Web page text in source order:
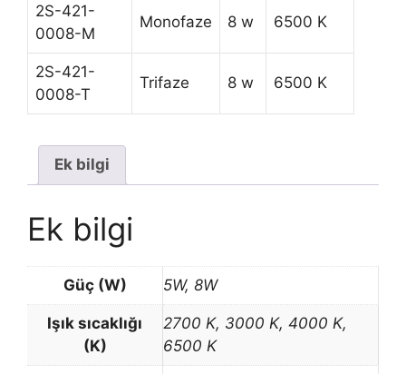
2S-421-
0008-M
Monofaze 8 w 6500 K
2S-421-
0008-T
Trifaze 8 w 6500 K
Ek bilgi
Ek bilgi
Güç (W) 5W, 8W
Işık sıcaklığı
(K)
2700 K, 3000 K, 4000 K,
6500 K